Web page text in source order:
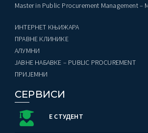
Master in Public Procurement Management –
ИНТЕРНЕТ КЊИЖАРА
ПРАВНЕ КЛИНИКЕ
AЛУМНИ
ЈАВНЕ НАБАВКЕ – PUBLIC PROCUREMENT
ПРИЈЕМНИ
СЕРВИСИ
Е СТУДЕНТ